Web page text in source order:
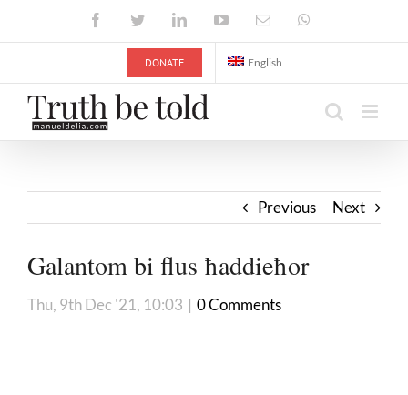
FacebookTwitterLinkedInYouTubeEmail
DONATE English
Previous Next
Galantom bi flus ħaddieħor
Thu, 9th Dec '21, 10:03 | 0 Comments